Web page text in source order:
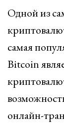
Одной из
самая
Bitcoin
онлайн-